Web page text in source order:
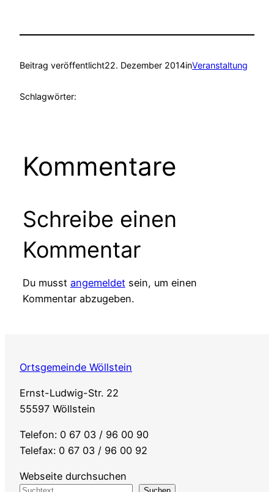
Beitrag veröffentlicht22. Dezember 2014inVeranstaltung
Schlagwörter:
Kommentare
Schreibe einen
Kommentar
Du musst angemeldetsein, um einen
Kommentar abzugeben.
Ortsgemeinde Wöllstein
Ernst-Ludwig-Str. 22
55597 Wöllstein
Telefon: 0 67 03 / 96 00 90
Telefax: 0 67 03 / 96 00 92
Webseite durchsuchen